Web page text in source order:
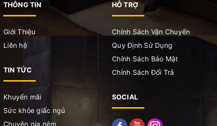
THÔNG TIN
Giới Thiệu
Liên hệ
TIN TỨC
Khuyến mãi
Sức khỏe giấc ngủ
Chuyên gia nệm
HỖ TRỢ
Chính Sách Vận Chuyển
Quy Định Sử Dụng
Chính Sách Bảo Mật
Chính Sách Đổi Trả
SOCIAL